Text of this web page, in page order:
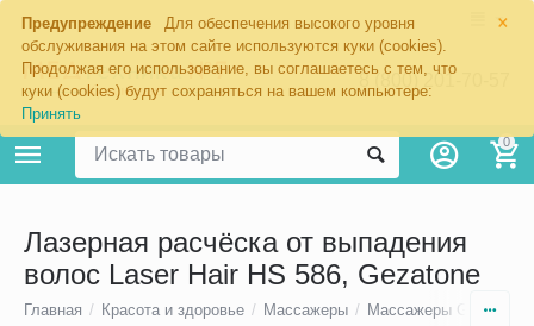
×
Предупреждение
Для обеспечения высокого уровня
обслуживания на этом сайте используются куки (cookies).
Продолжая его использование, вы соглашаетесь с тем, что
куки (cookies) будут сохраняться на вашем компьютере:
Принять
8 (800) 201-70-57
0
Лазерная расчёска от выпадения
волос Laser Hair HS 586, Gezatone
Главная / Красота и здоровье / Массажеры / Массажеры Gezatone